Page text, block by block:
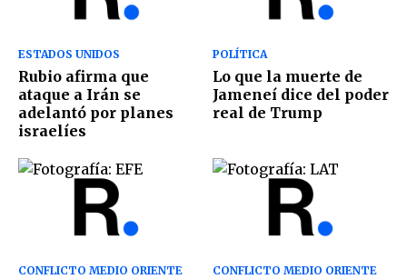
ESTADOS UNIDOS
Rubio afirma que
ataque a Irán se
adelantó por planes
israelíes
POLÍTICA
Lo que la muerte de
Jameneí dice del poder
real de Trump
CONFLICTO MEDIO ORIENTE CONFLICTO MEDIO ORIENTE